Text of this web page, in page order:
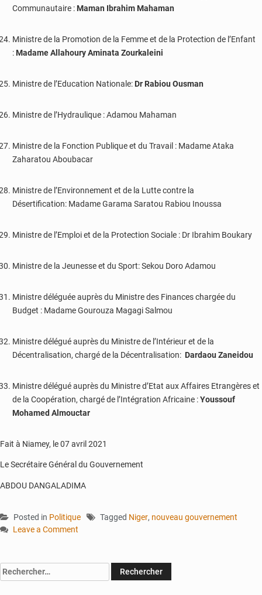
Communautaire : Maman Ibrahim Mahaman
Ministre de la Promotion de la Femme et de la Protection de l’Enfant
: Madame Allahoury Aminata Zourkaleini
Ministre de l’Education Nationale: Dr Rabiou Ousman
Ministre de l’Hydraulique : Adamou Mahaman
Ministre de la Fonction Publique et du Travail : Madame Ataka
Zaharatou Aboubacar
Ministre de l’Environnement et de la Lutte contre la
Désertification: Madame Garama Saratou Rabiou Inoussa
Ministre de l’Emploi et de la Protection Sociale : Dr Ibrahim Boukary
Ministre de la Jeunesse et du Sport: Sekou Doro Adamou
Ministre déléguée auprès du Ministre des Finances chargée du
Budget : Madame Gourouza Magagi Salmou
Ministre délégué auprès du Ministre de l’Intérieur et de la
Décentralisation, chargé de la Décentralisation: Dardaou Zaneidou
Ministre délégué auprès du Ministre d’Etat aux Affaires Etrangères et
de la Coopération, chargé de l’Intégration Africaine :Youssouf
Mohamed Almouctar
Fait à Niamey, le 07 avril 2021
Le Secrétaire Général du Gouvernement
ABDOU DANGALADIMA
Posted in Politique Tagged Niger, nouveau gouvernement
Leave a Comment
premier
ministre
Rechercher :